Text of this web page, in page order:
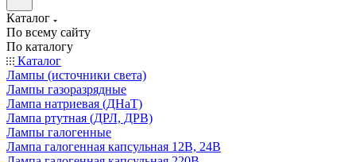
Каталог
По всему сайту
По каталогу
Каталог
Лампы (источники света)
Лампы газоразрядные
Лампа натриевая (ДНаТ)
Лампа ртутная (ДРЛ, ДРВ)
Лампы галогенные
Лампа галогенная капсульная 12В, 24В